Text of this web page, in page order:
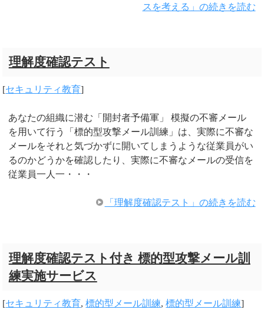
スを考える」の続きを読む
理解度確認テスト
[セキュリティ教育]
あなたの組織に潜む「開封者予備軍」 模擬の不審メール
を用いて行う「標的型攻撃メール訓練」は、実際に不審な
メールをそれと気づかずに開いてしまうような従業員がい
るのかどうかを確認したり、実際に不審なメールの受信を
従業員一人一・・・
「理解度確認テスト」の続きを読む
理解度確認テスト付き 標的型攻撃メール訓
練実施サービス
[セキュリティ教育,標的型メール訓練,標的型メール訓練]